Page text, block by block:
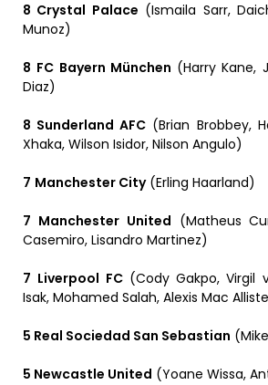
8 Crystal Palace (Ismaila Sarr,
Munoz)
8 FC Bayern München (Harry Kane,
Diaz)
8 Sunderland AFC (Brian Brobbey,
Xhaka, Wilson Isidor, Nilson Angulo)
7 Manchester City(Erling Haarland)
7 Manchester United (Matheus
Casemiro, Lisandro Martinez)
7 Liverpool FC(Cody Gakpo, Virgil
Isak, Mohamed Salah, Alexis Mac
5 Real Sociedad San Sebastian
5 Newcastle United (Yoane Wissa,